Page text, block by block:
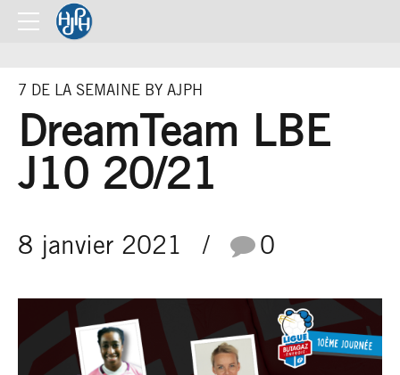
7 DE LA SEMAINE BY AJPH
DreamTeam LBE
J10 20/21
8 janvier 2021 0